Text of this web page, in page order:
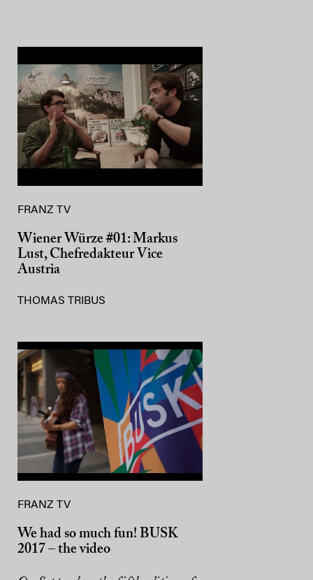
FRANZ TV
Wiener Würze #01: Markus
Lust, Chefredakteur Vice
Austria
THOMAS TRIBUS
FRANZ TV
We had so much fun! BUSK
2017 – the video